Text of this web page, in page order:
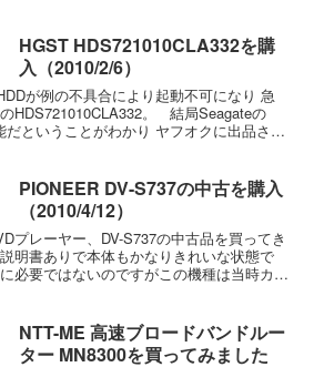
問題はない様子。 今年に入...
HGST HDS721010CLA332を購
入（2010/2/6）
が例の不具合により起動不可になり 急
HDS721010CLA332。 結局Seagateの
ということがわかり ヤフオクに出品され
PIONEER DV-S737の中古を購入
（2010/4/12）
プレーヤー、DV-S737の中古品を買ってき
明書ありで本体もかなりきれいな状態で
必要ではないのですがこの機種は当時カタ
NTT-ME 高速ブロードバンドルー
ター MN8300を買ってみました